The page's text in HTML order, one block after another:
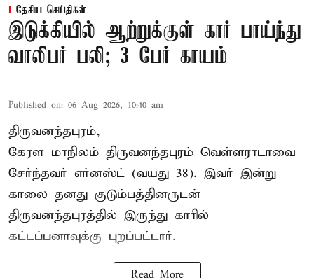
தேசிய செய்திகள்
இடுக்கியில் ஆற்றுக்குள் கார் பாய்ந்து
வாலிபர் பலி; 3 பேர் காயம்
Published on: 06 Aug 2026, 10:40 am
திருவனந்தபுரம்,
கேரள மாநிலம் திருவனந்தபுரம் வெள்ளராடாவை
சேர்ந்தவர் எர்னஸ்ட் (வயது 38). இவர் இன்று
காலை தனது குடும்பத்தினருடன்
திருவனந்தபுரத்தில் இருந்து காரில்
கட்டப்பனாவுக்கு புறப்பட்டார்.
Read More